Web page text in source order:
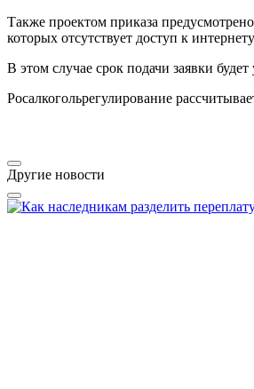
Также проектом приказа
которых отсутствует доступ к
В этом случае срок подачи заявки
Росалкогольрегулирование
Другие новости